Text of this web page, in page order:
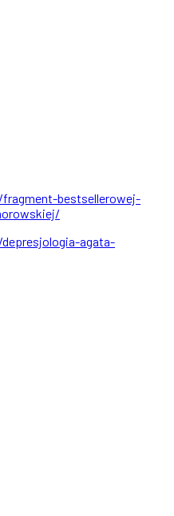
bestsellerowej-
agata-